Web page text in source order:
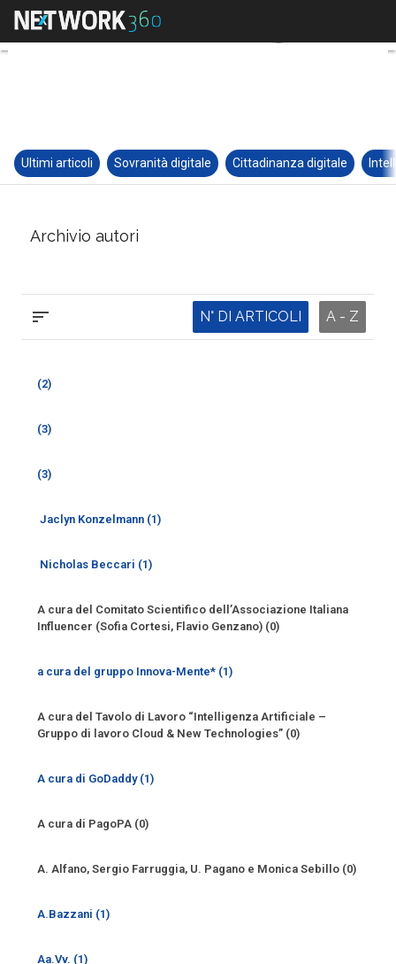
Ultimi articoli Sovranità digitale Cittadinanza digitale
Archivio autori
N° DI ARTICOLI A - Z
(2)
(3)
(3)
Jaclyn Konzelmann (1)
Nicholas Beccari (1)
A cura del Comitato Scientifico dell’Associazione Italiana
Influencer (Sofia Cortesi, Flavio Genzano) (0)
a cura del gruppo Innova-Mente* (1)
A cura del Tavolo di Lavoro “Intelligenza Artificiale –
Gruppo di lavoro Cloud & New Technologies” (0)
A cura di GoDaddy (1)
A cura di PagoPA (0)
A. Alfano, Sergio Farruggia, U. Pagano e Monica Sebillo (0)
A.Bazzani (1)
Aa.Vv. (1)